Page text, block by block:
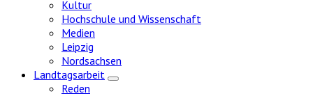
Kultur
Hochschule und Wissenschaft
Medien
Leipzig
Nordsachsen
Landtagsarbeit
Zeige
Reden